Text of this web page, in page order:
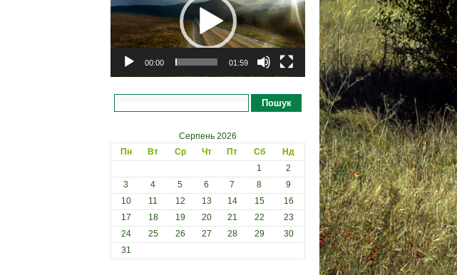
00:00 01:59
Пошук
Серпень 2026
Пн
Вт Ср Чт Пт Сб
Нд
1
2
3
4 5 6 7 8
9
10
11 12 13 14 15
16
17
18 19 20 21 22
23
24
25 26 27 28 29
30
31